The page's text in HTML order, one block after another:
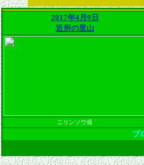
2017年4月9日
近所の里山
ニリンソウ畑
ブ